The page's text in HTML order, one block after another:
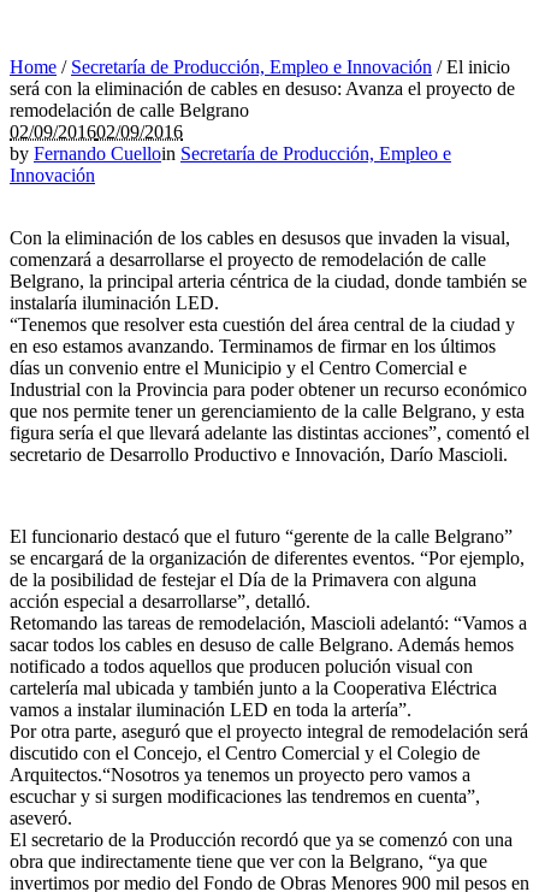
Home / Secretaría de Producción, Empleo e Innovación /El inicio
será con la eliminación de cables en desuso: Avanza el proyecto de
remodelación de calle Belgrano
02/09/201602/09/2016
by Fernando Cuelloin Secretaría de Producción, Empleo e
Innovación
Con la eliminación de los cables en desusos que invaden la visual,
comenzará a desarrollarse el proyecto de remodelación de calle
Belgrano, la principal arteria céntrica de la ciudad, donde también se
instalaría iluminación LED.
“Tenemos que resolver esta cuestión del área central de la ciudad y
en eso estamos avanzando. Terminamos de firmar en los últimos
días un convenio entre el Municipio y el Centro Comercial e
Industrial con la Provincia para poder obtener un recurso económico
que nos permite tener un gerenciamiento de la calle Belgrano, y esta
figura sería el que llevará adelante las distintas acciones”, comentó el
secretario de Desarrollo Productivo e Innovación, Darío Mascioli.
El funcionario destacó que el futuro “gerente de la calle Belgrano”
se encargará de la organización de diferentes eventos. “Por ejemplo,
de la posibilidad de festejar el Día de la Primavera con alguna
acción especial a desarrollarse”, detalló.
Retomando las tareas de remodelación, Mascioli adelantó: “Vamos a
sacar todos los cables en desuso de calle Belgrano. Además hemos
notificado a todos aquellos que producen polución visual con
cartelería mal ubicada y también junto a la Cooperativa Eléctrica
vamos a instalar iluminación LED en toda la artería”.
Por otra parte, aseguró que el proyecto integral de remodelación será
discutido con el Concejo, el Centro Comercial y el Colegio de
Arquitectos.“Nosotros ya tenemos un proyecto pero vamos a
escuchar y si surgen modificaciones las tendremos en cuenta”,
aseveró.
El secretario de la Producción recordó que ya se comenzó con una
obra que indirectamente tiene que ver con la Belgrano, “ya que
invertimos por medio del Fondo de Obras Menores 900 mil pesos en